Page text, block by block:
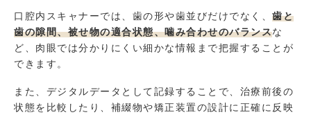
口腔内スキャナーでは、歯の形や歯並びだけでなく、 歯と
歯の隙間、被せ物の適合状態、噛み合わせのバランスな
ど、肉眼では分かりにくい細かな情報まで把握することが
できます。
また、デジタルデータとして記録することで、治療前後の
状態を比較したり、補綴物や矯正装置の設計に正確に反映